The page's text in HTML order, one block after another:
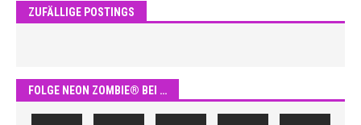
ZUFÄLLIGE POSTINGS
FOLGE NEON ZOMBIE® BEI …